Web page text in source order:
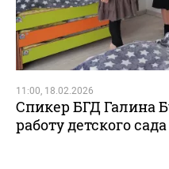
11:00, 18.02.2026
Спикер БГД Галина
работу детского